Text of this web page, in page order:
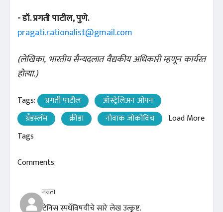
- डॉ. प्रगती पाटील, पुणे.
pragati.rationalist@gmail.com
(लेखिका, भारतीय सैन्यदलात वैद्यकीय अधिकारी म्हणून कार्यरत
होत्या.)
Tags: प्रगती पाटील
ऑस्ट्रेलिअन ओपन
ग्रँडस्लॅम
क्रीडा नोवाक जोकोविच
Load More
Tags
Comments:
नम्रता
टेनिस स्पर्धेविषयीचे सारे लेख उत्कृृृृृृष्ट.